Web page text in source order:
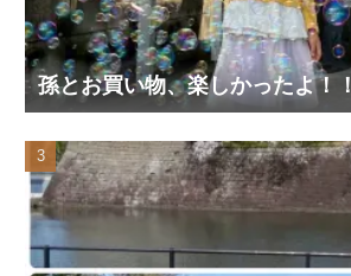
孫とお買い物、楽しかったよ！！